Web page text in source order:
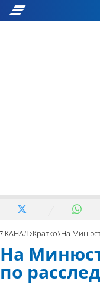
7 КАНАЛ Кратко На Минюст
На
по